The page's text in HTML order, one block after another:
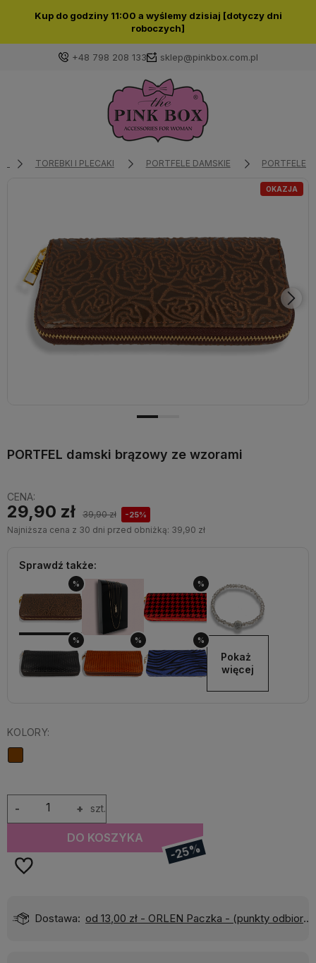
Kup do godziny 11:00 a wyślemy dzisiaj [dotyczy dni
roboczych]
+48 798 208 133 sklep@pinkbox.com.pl
Zaloguj się
Wybierz coś dla siebie z naszej aktualnej oferty lub
zaloguj się, aby przywrócić dodane produkty do listy
z poprzedniej sesji.
TOREBKI I PLECAKI PORTFELE DAMSKIE PORTFELE
OKAZJA
PORTFEL damski brązowy ze wzorami
CENA:
29,90 zł 39,90 zł -25%
Najniższa cena z 30 dni przed obniżką: 39,90 zł
Sprawdź także:
% %
% % %
Pokaż
więcej
KOLORY:
+
- szt.
DO KOSZYKA
-25%
Wyślemy do Ciebie w: 24 godziny